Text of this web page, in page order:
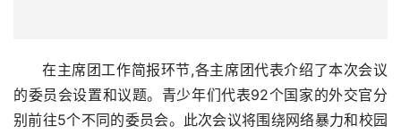
在主席团工作简报环节,各主席团代表介绍了本次会议
的委员会设置和议题。青少年们代表92个国家的外交官分
别前往5个不同的委员会。此次会议将围绕网络暴力和校园